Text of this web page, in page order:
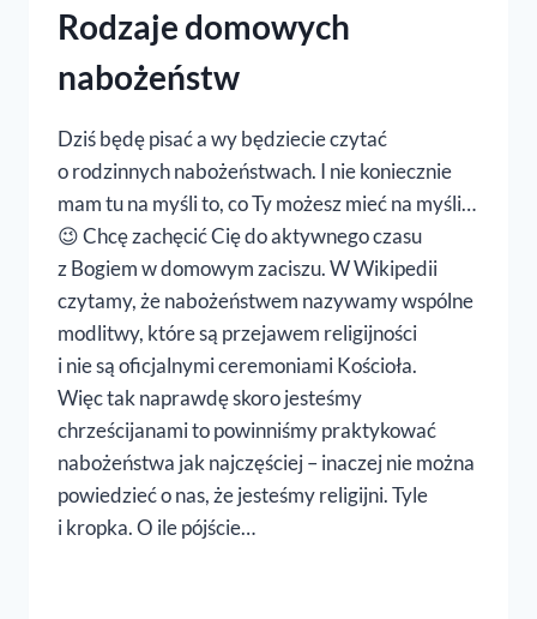
Rodzaje domowych
nabożeństw
Dziś będę pisać a wy będziecie czytać
o rodzinnych nabożeństwach. I nie koniecznie
mam tu na myśli to, co Ty możesz mieć na myśli…
😉 Chcę zachęcić Cię do aktywnego czasu
z Bogiem w domowym zaciszu. W Wikipedii
czytamy, że nabożeństwem nazywamy wspólne
modlitwy, które są przejawem religijności
i nie są oficjalnymi ceremoniami Kościoła.
Więc tak naprawdę skoro jesteśmy
chrześcijanami to powinniśmy praktykować
nabożeństwa jak najczęściej – inaczej nie można
powiedzieć o nas, że jesteśmy religijni. Tyle
i kropka. O ile pójście…